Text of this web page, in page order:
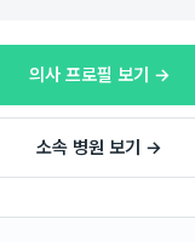
의사 프로필 보기 →
소속 병원 보기 →